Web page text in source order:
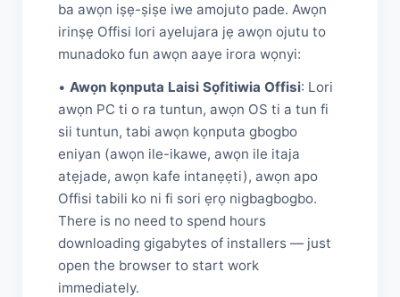
ba awọn iṣẹ-ṣiṣe iwe amojuto pade. Awọn
irinṣẹ Offisi lori ayelujara jẹ awọn ojutu to
munadoko fun awọn aaye irora wọnyi:
• Awọn kọnputa Laisi Sọfitiwia Offisi: Lori
awọn PC ti o ra tuntun, awọn OS ti a tun fi
sii tuntun, tabi awọn kọnputa gbogbo
eniyan (awọn ile-ikawe, awọn ile itaja
atẹjade, awọn kafe intanẹẹti), awọn apo
Offisi tabili ko ni fi sori ẹrọ nigbagbogbo.
There is no need to spend hours
downloading gigabytes of installers — just
open the browser to start work
immediately.